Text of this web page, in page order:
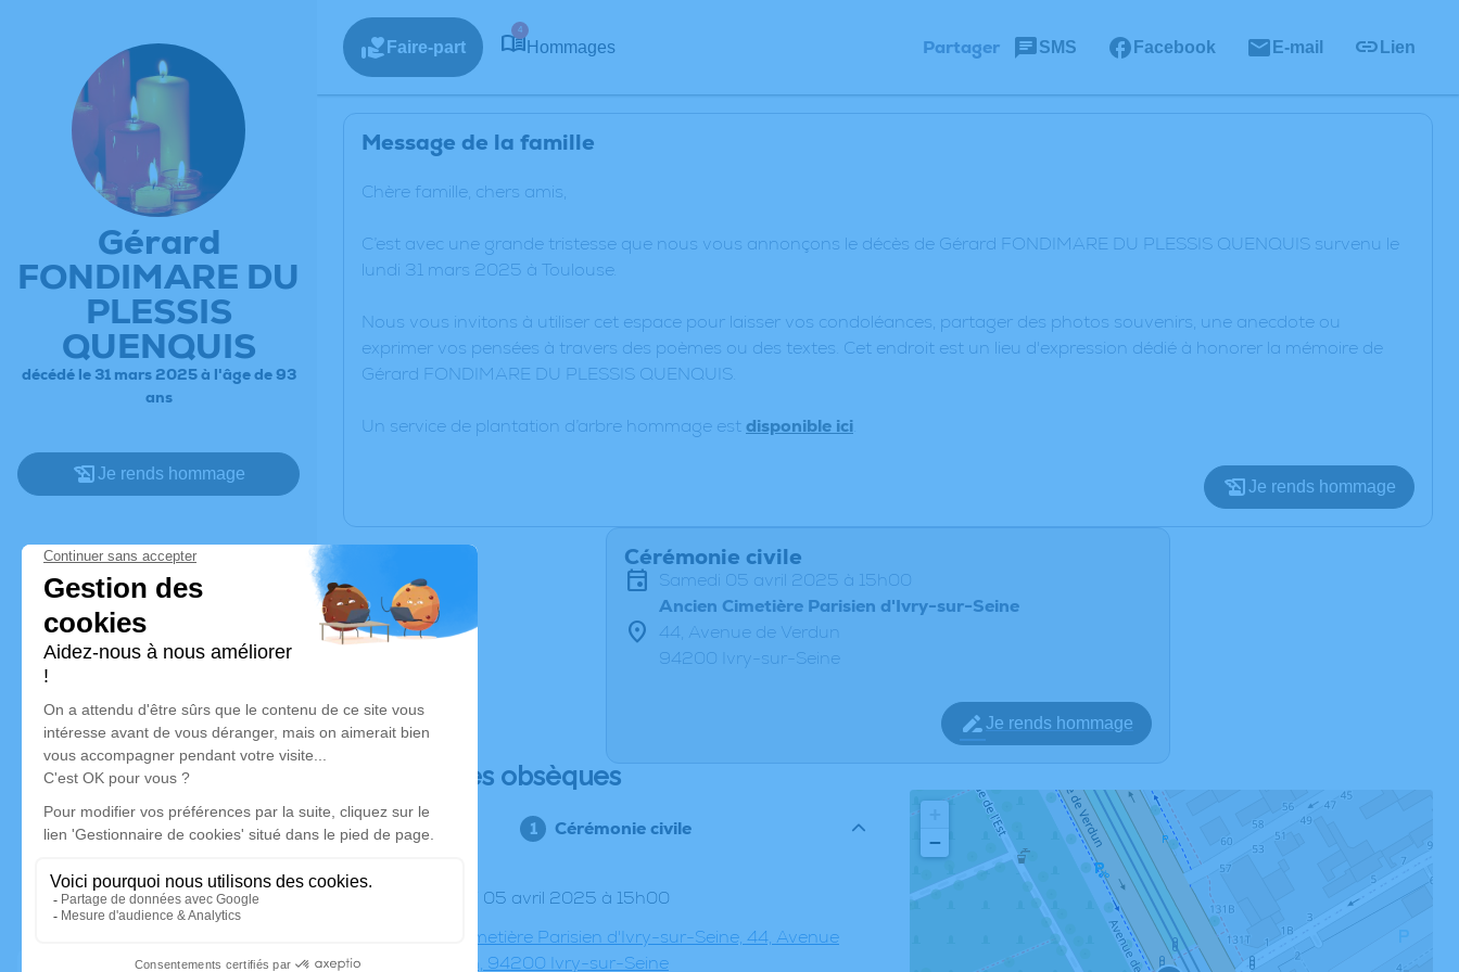
Gérard
FONDIMARE DU
PLESSIS
QUENQUIS
décédé le 31 mars 2025 à l'âge de 93
ans
Je rends hommage
Faire-part
4
Hommages Partager SMS Facebook E-mail Lien
Message de la famille
Chère famille, chers amis,
C’est avec une grande tristesse que nous vous annonçons le décès de Gérard FONDIMARE DU PLESSIS QUENQUIS survenu le
lundi 31 mars 2025 à Toulouse.
Nous vous invitons à utiliser cet espace pour laisser vos condoléances, partager des photos souvenirs, une anecdote ou
exprimer vos pensées à travers des poèmes ou des textes. Cet endroit est un lieu d'expression dédié à honorer la mémoire de
Gérard FONDIMARE DU PLESSIS QUENQUIS.
Un service de plantation d’arbre hommage est disponible ici
Je rends hommage
Cérémonie civile
samedi 05 avril 2025 à 15h00
Ancien Cimetière Parisien d'Ivry-sur-Seine
44, Avenue de Verdun
94200 Ivry-sur-Seine
Je rends hommage
Déroulé des obsèques
Cérémonie civile
Le samedi 05 avril 2025 à 15h00
Ancien Cimetière Parisien d'Ivry-sur-Seine, 44, Avenue
de Verdun, 94200 Ivry-sur-Seine
−